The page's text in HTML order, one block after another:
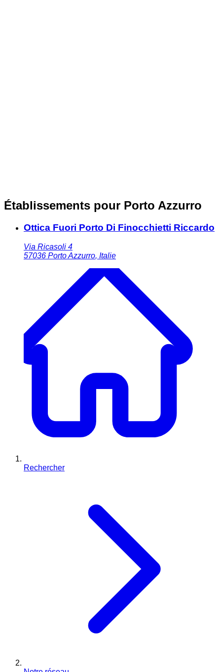
Établissements pour Porto Azzurro
Ottica Fuori Porto Di Finocchietti Riccardo
Via Ricasoli 4
57036 Porto Azzurro, Italie
Rechercher